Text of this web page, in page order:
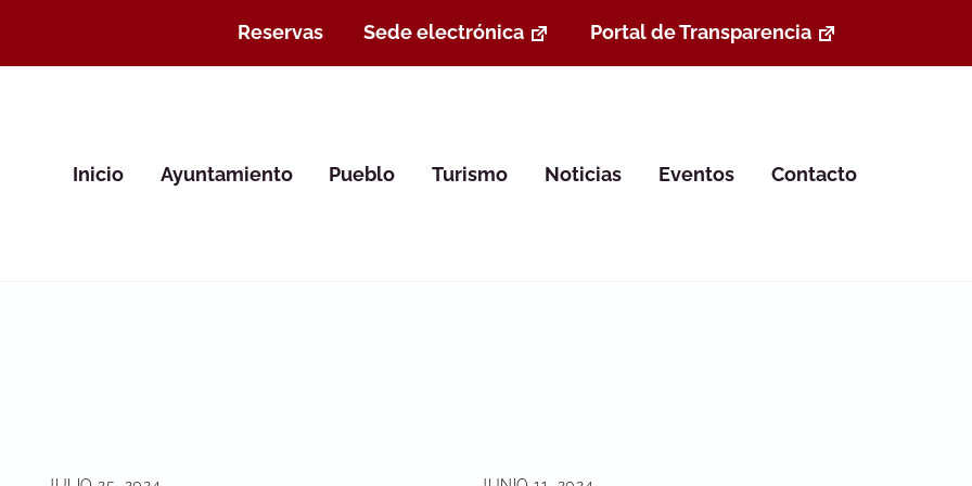
Reservas Sede electrónica Portal de Transparencia
Inicio Ayuntamiento Pueblo Turismo Noticias Eventos Contacto